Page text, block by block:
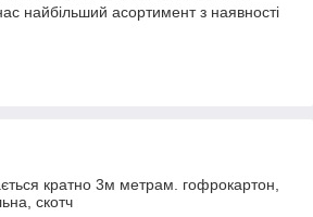
найбільший асортимент з наявності
кратно 3м метрам. гофрокартон,
скотч